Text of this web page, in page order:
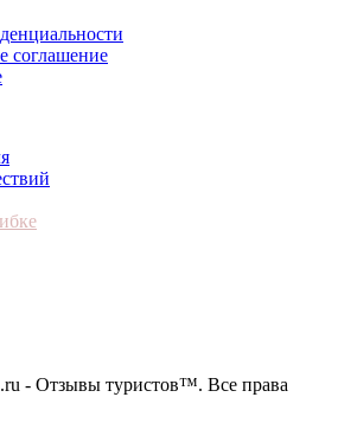
соглашение
- Отзывы туристов™. Все права